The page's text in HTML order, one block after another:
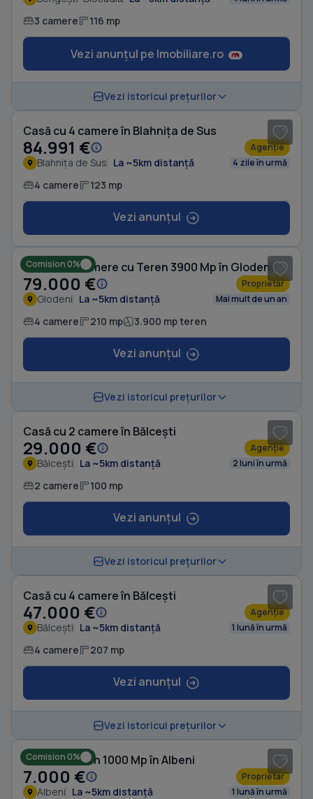
3 camere 116 mp
Vezi anunțul pe Imobiliare.ro
Vezi istoricul prețurilor
Casă cu 4 camere în Blahnița de Sus
84.991 € Agenție
Blahnița de Sus La ~5km distanță 4 zile în urmă
4 camere 123 mp
Vezi anunțul
Comision 0%
Casă cu 4 camere cu Teren 3900 Mp în Glodeni
79.000 € Proprietar
Glodeni La ~5km distanță Mai mult de un an
4 camere 210 mp 3.900 mp teren
Vezi anunțul
Vezi istoricul prețurilor
Casă cu 2 camere în Bălcești
29.000 € Agenție
Bălcești La ~5km distanță 2 luni în urmă
2 camere 100 mp
Vezi anunțul
Vezi istoricul prețurilor
Casă cu 4 camere în Bălcești
47.000 € Agenție
Bălcești La ~5km distanță 1 lună în urmă
4 camere 207 mp
Vezi anunțul
Vezi istoricul prețurilor
Comision 0%
Casă cu Teren 1000 Mp în Albeni
7.000 € Proprietar
Albeni La ~5km distanță 1 lună în urmă